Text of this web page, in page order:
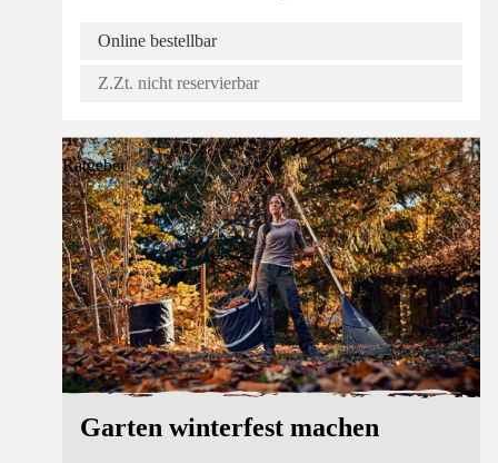
Online bestellbar
Z.Zt. nicht reservierbar
Ratgeber
Garten winterfest machen